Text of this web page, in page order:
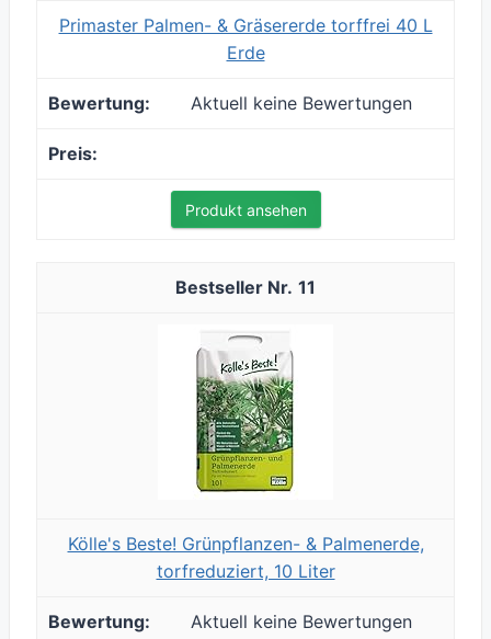
Primaster Palmen- & Gräsererde torffrei 40 L
Erde
Aktuell keine Bewertungen
Produkt ansehen
11
Kölle's Beste! Grünpflanzen- & Palmenerde,
torfreduziert, 10 Liter
Aktuell keine Bewertungen